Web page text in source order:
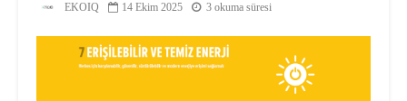
EKOIQ 14 Ekim 2025 3 okuma süresi